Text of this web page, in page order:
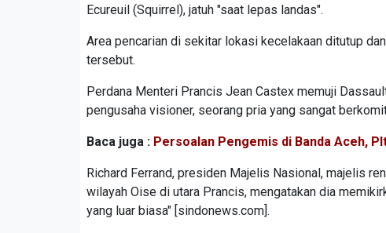
Ecureuil (Squirrel), jatuh "saat lepas landas".
Area pencarian di sekitar lokasi kecelakaan ditutup
tersebut.
Perdana Menteri Prancis Jean Castex memuji
pengusaha visioner, seorang pria yang sangat
Baca juga : Persoalan Pengemis di Banda Aceh,
Richard Ferrand, presiden Majelis Nasional, majelis
wilayah Oise di utara Prancis, mengatakan dia
yang luar biasa" [sindonews.com].